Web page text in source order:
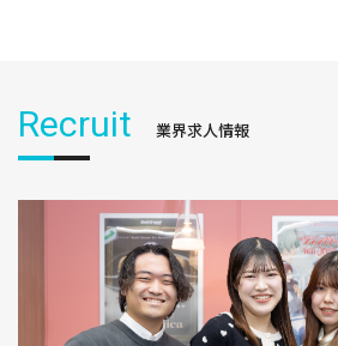
Recruit 業界求人情報